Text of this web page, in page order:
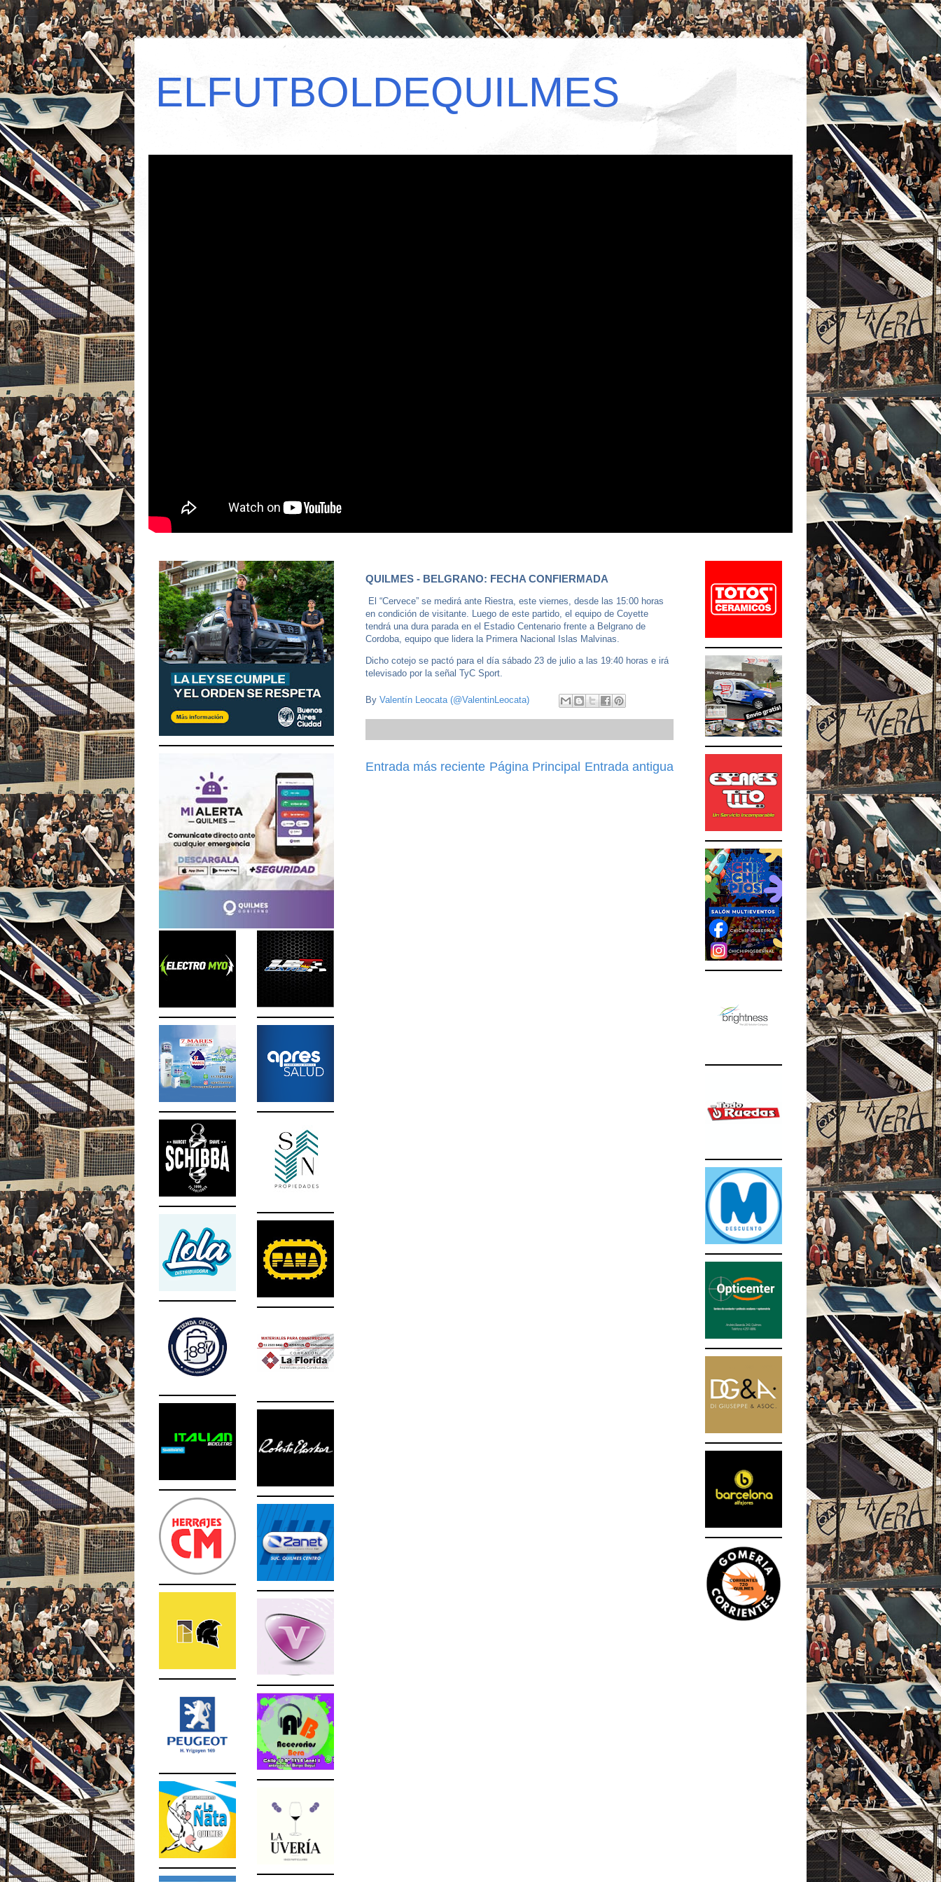
ELFUTBOLDEQUILMES
QUILMES - BELGRANO: FECHA CONFIERMADA
El “Cervece” se medirá ante Riestra, este viernes, desde las 15:00 horas
en condición de visitante. Luego de este partido, el equipo de Coyette
tendrá una dura parada en el Estadio Centenario frente a Belgrano de
Cordoba, equipo que lidera la Primera Nacional Islas Malvinas.
Dicho cotejo se pactó para el día sábado 23 de julio a las 19:40 horas e irá
televisado por la señal TyC Sport.
By Valentín Leocata (@ValentinLeocata)
Entrada más reciente Entrada antigua
Página Principal